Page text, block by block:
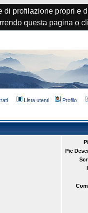
di profilazione propri e
questa pagina o
Lista utenti Profilo
Pic